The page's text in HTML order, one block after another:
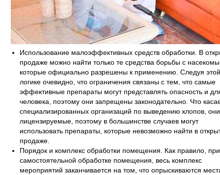
Использование малоэффективных средств обработки. В
продаже можно найти только те средства борьбы с
которые официально разрешены к применению. Следуя этой
логике очевидно, что ограничения связаны с тем, что самые
эффективные препараты могут представлять опасность и
человека, поэтому они запрещены законодательно. Что
специализированных организаций по выведению клопов, они
лицензируемые, поэтому в большинстве случаев могут
использовать препараты, которые невозможно найти в
продаже.
Порядок и комплекс обработки помещения. Как правило, при
самостоятельной обработке помещения, весь комплекс
мероприятий заканчивается на том, что опрыскиваются